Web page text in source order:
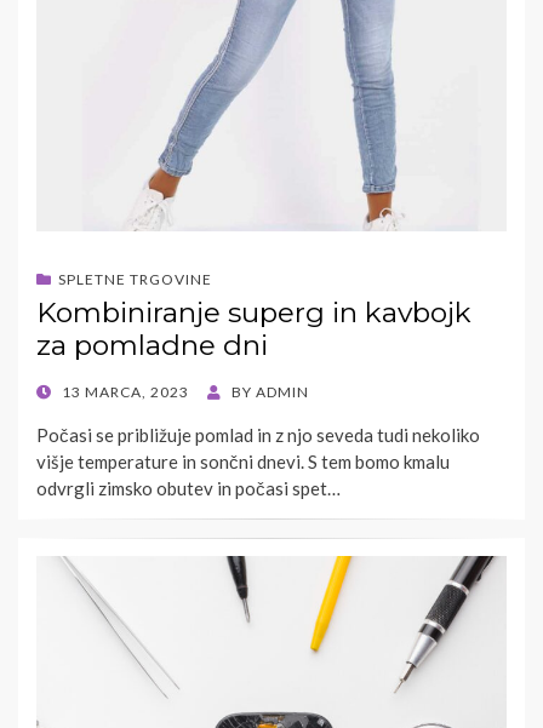
SPLETNE TRGOVINE
Kombiniranje superg in kavbojk
za pomladne dni
POSTED
13 MARCA, 2023 BY ADMIN
Počasi se približuje pomlad in z njo seveda tudi nekoliko
višje temperature in sončni dnevi. S tem bomo kmalu
odvrgli zimsko obutev in počasi spet…